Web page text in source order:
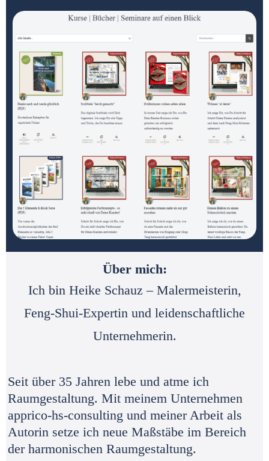
Über mich:
Ich bin Heike Schauz – Malermeisterin,
Feng-Shui-Expertin und leidenschaftliche
Unternehmerin.
Seit über 35 Jahren lebe und atme ich
Raumgestaltung. Mit meinem Unternehmen
apprico-hs-consulting und meiner Arbeit als
Autorin setze ich neue Maßstäbe im Bereich
der harmonischen Raumgestaltung.